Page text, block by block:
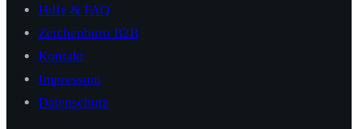
Hilfe & FAQ
Zeichenbüro B2B
Kontakt
Impressum
Datenschutz